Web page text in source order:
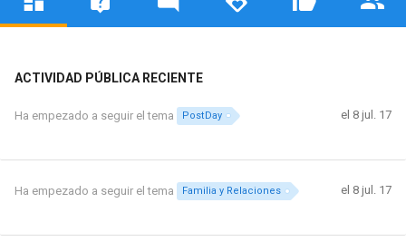
ACTIVIDAD PÚBLICA RECIENTE
Ha empezado a seguir el tema PostDay el 8 jul. 17
Ha empezado a seguir el tema Familia y Relaciones el 8 jul. 17